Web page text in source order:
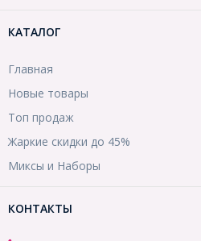
КАТАЛОГ
Главная
Новые товары
Топ продаж
Жаркие скидки до 45%
Миксы и Наборы
КОНТАКТЫ